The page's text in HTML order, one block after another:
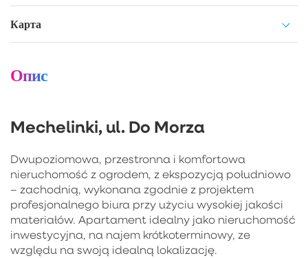
Карта
Опис
Mechelinki, ul. Do Morza
Dwupoziomowa, przestronna i komfortowa
nieruchomość z ogrodem, z ekspozycją południowo
– zachodnią, wykonana zgodnie z projektem
profesjonalnego biura przy użyciu wysokiej jakości
materiałów. Apartament idealny jako nieruchomość
inwestycyjna, na najem krótkoterminowy, ze
względu na swoją idealną lokalizację.